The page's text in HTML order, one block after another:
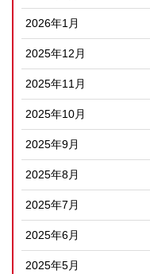
2026年1月
2025年12月
2025年11月
2025年10月
2025年9月
2025年8月
2025年7月
2025年6月
2025年5月